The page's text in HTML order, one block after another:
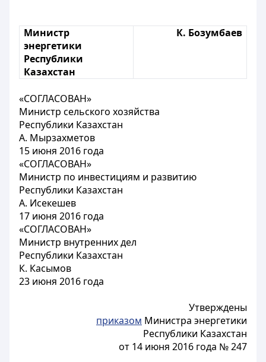
Министр
энергетики
Республики
Казахстан
К. Бозумбаев
«СОГЛАСОВАН»
Министр сельского хозяйства
Республики Казахстан
А. Мырзахметов
15 июня 2016 года
«СОГЛАСОВАН»
Министр по инвестициям и развитию
Республики Казахстан
А. Исекешев
17 июня 2016 года
«СОГЛАСОВАН»
Министр внутренних дел
Республики Казахстан
К. Касымов
23 июня 2016 года
Утверждены
приказом Министра энергетики
Республики Казахстан
от 14 июня 2016 года № 247